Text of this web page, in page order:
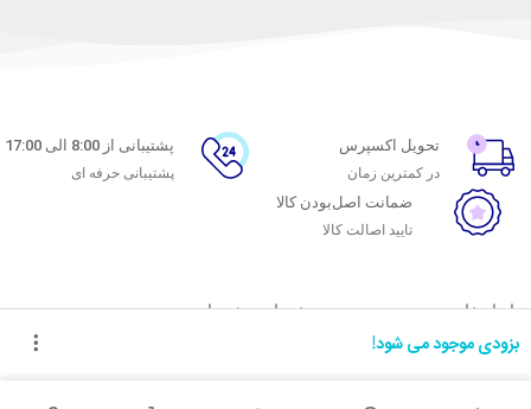
بزودی موجود می شود!
تحویل اکسپرس
در کمترین زمان
پشتیبانی از 8:00 الی 17:00
پشتیبانی حرفه ای
ضمانت اصل‌بودن کالا
تایید اصالت کالا
با ماه خانوم
اتاق خبر ماه خانوم
خدمات مشتریان